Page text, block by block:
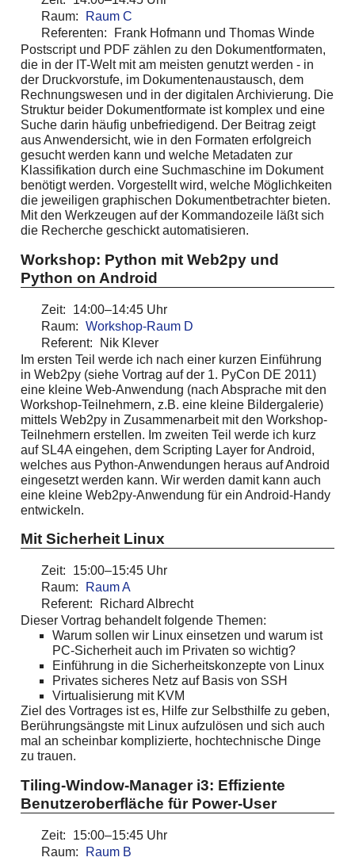
Raum:
Raum C
Referenten:
Frank Hofmann und Thomas Winde
Postscript und PDF zählen zu den Dokumentformaten,
die in der IT-Welt mit am meisten genutzt werden - in
der Druckvorstufe, im Dokumentenaustausch, dem
Rechnungswesen und in der digitalen Archivierung. Die
Struktur beider Dokumentformate ist komplex und eine
Suche darin häufig unbefriedigend. Der Beitrag zeigt
aus Anwendersicht, wie in den Formaten erfolgreich
gesucht werden kann und welche Metadaten zur
Klassifikation durch eine Suchmaschine im Dokument
benötigt werden. Vorgestellt wird, welche Möglichkeiten
die jeweiligen graphischen Dokumentbetrachter bieten.
Mit den Werkzeugen auf der Kommandozeile läßt sich
die Recherche geschickt automatisieren.
Workshop: Python mit Web2py und
Python on Android
Zeit:
14:00–14:45 Uhr
Raum: Workshop-Raum D
Referent:
Nik Klever
Im ersten Teil werde ich nach einer kurzen Einführung
in Web2py (siehe Vortrag auf der 1. PyCon DE 2011)
eine kleine Web-Anwendung (nach Absprache mit den
Workshop-Teilnehmern, z.B. eine kleine Bildergalerie)
mittels Web2py in Zusammenarbeit mit den Workshop-
Teilnehmern erstellen. Im zweiten Teil werde ich kurz
auf SL4A eingehen, dem Scripting Layer for Android,
welches aus Python-Anwendungen heraus auf Android
eingesetzt werden kann. Wir werden damit kann auch
eine kleine Web2py-Anwendung für ein Android-Handy
entwickeln.
Mit Sicherheit Linux
Zeit:
15:00–15:45 Uhr
Raum:
Raum A
Referent:
Richard Albrecht
Dieser Vortrag behandelt folgende Themen:
Warum sollen wir Linux einsetzen und warum ist
PC-Sicherheit auch im Privaten so wichtig?
Einführung in die Sicherheitskonzepte von Linux
Privates sicheres Netz auf Basis von SSH
Virtualisierung mit KVM
Ziel des Vortrages ist es, Hilfe zur Selbsthilfe zu geben,
Berührungsängste mit Linux aufzulösen und sich auch
mal an scheinbar komplizierte, hochtechnische Dinge
zu trauen.
Tiling-Window-Manager i3: Effiziente
Benutzeroberfläche für Power-User
Zeit:
15:00–15:45 Uhr
Raum:
Raum B